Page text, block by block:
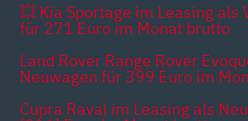
💥 Kia Sportage im Leasing als
für 271 Euro im Monat brutto
Land Rover Range Rover
Neuwagen für 399 Euro im
Cupra Raval im Leasing als